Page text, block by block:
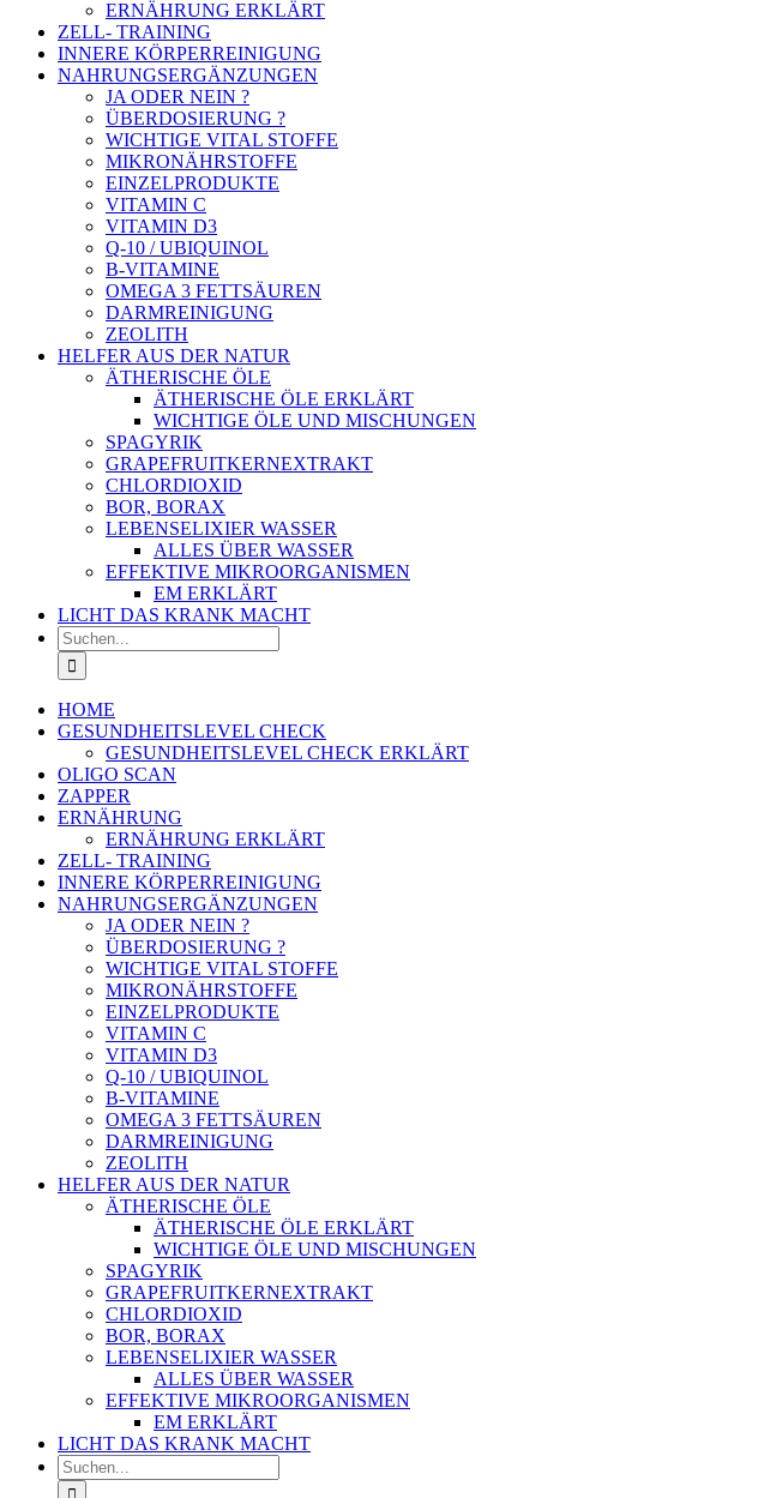
ERNÄHRUNG ERKLÄRT
ZELL- TRAINING
INNERE KÖRPERREINIGUNG
NAHRUNGSERGÄNZUNGEN
JA ODER NEIN ?
ÜBERDOSIERUNG ?
WICHTIGE VITAL STOFFE
MIKRONÄHRSTOFFE
EINZELPRODUKTE
VITAMIN C
VITAMIN D3
Q-10 / UBIQUINOL
B-VITAMINE
OMEGA 3 FETTSÄUREN
DARMREINIGUNG
ZEOLITH
HELFER AUS DER NATUR
ÄTHERISCHE ÖLE
ÄTHERISCHE ÖLE ERKLÄRT
WICHTIGE ÖLE UND MISCHUNGEN
SPAGYRIK
GRAPEFRUITKERNEXTRAKT
CHLORDIOXID
BOR, BORAX
LEBENSELIXIER WASSER
ALLES ÜBER WASSER
EFFEKTIVE MIKROORGANISMEN
EM ERKLÄRT
LICHT DAS KRANK MACHT
Suche
nach:
HOME
GESUNDHEITSLEVEL CHECK
GESUNDHEITSLEVEL CHECK ERKLÄRT
OLIGO SCAN
ZAPPER
ERNÄHRUNG
ERNÄHRUNG ERKLÄRT
ZELL- TRAINING
INNERE KÖRPERREINIGUNG
NAHRUNGSERGÄNZUNGEN
JA ODER NEIN ?
ÜBERDOSIERUNG ?
WICHTIGE VITAL STOFFE
MIKRONÄHRSTOFFE
EINZELPRODUKTE
VITAMIN C
VITAMIN D3
Q-10 / UBIQUINOL
B-VITAMINE
OMEGA 3 FETTSÄUREN
DARMREINIGUNG
ZEOLITH
HELFER AUS DER NATUR
ÄTHERISCHE ÖLE
ÄTHERISCHE ÖLE ERKLÄRT
WICHTIGE ÖLE UND MISCHUNGEN
SPAGYRIK
GRAPEFRUITKERNEXTRAKT
CHLORDIOXID
BOR, BORAX
LEBENSELIXIER WASSER
ALLES ÜBER WASSER
EFFEKTIVE MIKROORGANISMEN
EM ERKLÄRT
LICHT DAS KRANK MACHT
Suche
nach: